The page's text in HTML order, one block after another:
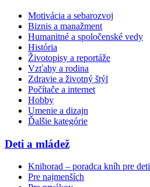
Motivácia a sebarozvoj
Biznis a manažment
Humanitné a spoločenské vedy
História
Životopisy a reportáže
Vzťahy a rodina
Zdravie a životný štýl
Počítače a internet
Hobby
Umenie a dizajn
Ďalšie kategórie
Deti a mládež
Knihorad – poradca kníh pre deti
Pre najmenších